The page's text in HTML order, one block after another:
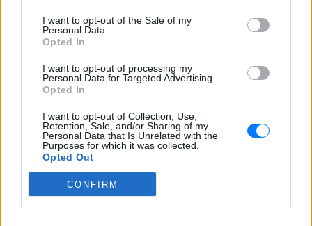
I want to opt-out of the Sale of my
Personal Data.
Opted In
I want to opt-out of processing my
Personal Data for Targeted Advertising.
Opted In
I want to opt-out of Collection, Use,
Retention, Sale, and/or Sharing of my
Personal Data that Is Unrelated with the
Purposes for which it was collected.
Opted Out
CONFIRM